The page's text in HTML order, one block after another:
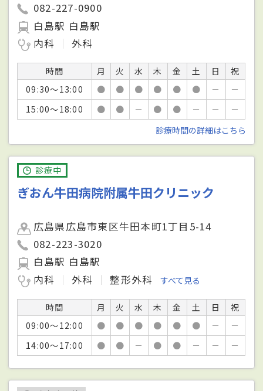
082-227-0900
白島駅 白島駅
内科
外科
時間 月 火 水 木 金 土 日
祝
09:30～13:00
● ● ● ● ● ● －
－
15:00～18:00
● ● － ● ● － －
－
診療時間の詳細はこちら
診療中
ぎおん牛田病院附属牛田クリニック
広島県広島市東区牛田本町1丁目5-14
082-223-3020
白島駅 白島駅
内科
外科 整形外科 すべて見る
時間 月 火 水 木 金 土 日
祝
09:00～12:00
● ● ● ● ● ● －
－
14:00～17:00
● ● － ● ● － － －